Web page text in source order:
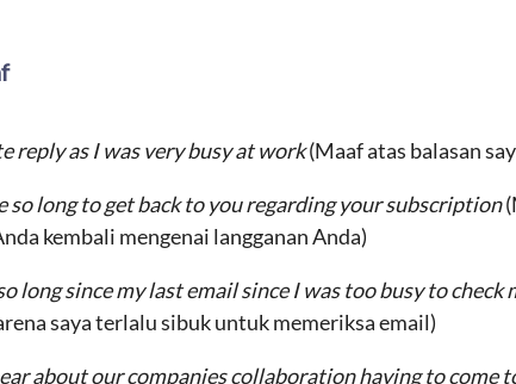
reply as I was very busy at work(Maaf atas balasan
so long to get back to you regarding your subscription
kembali mengenai langganan Anda)
long since my last email since I was too busy to check
saya terlalu sibuk untuk memeriksa email)
about our companies collaboration having to come